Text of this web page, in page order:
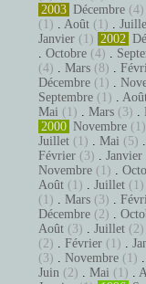
2003 Décembre (4)
(1) . Août (1) .
Janvier (1) 2002
. Octobre (4) .
(4) . Mars (8) .
Décembre (1) .
Septembre (1) .
Mai (1) . Mars (3) .
2000 Novembre (1)
Juillet (1) . Mai (5) .
Février (3) . Janvier
Novembre (1) .
Août (1) . Juillet (1)
(1) . Mars (3) .
Décembre (2) .
Août (3) . Juillet (2)
(2) . Février (1) .
(3) . Novembre (1) .
Juin (2) . Mai (1) .